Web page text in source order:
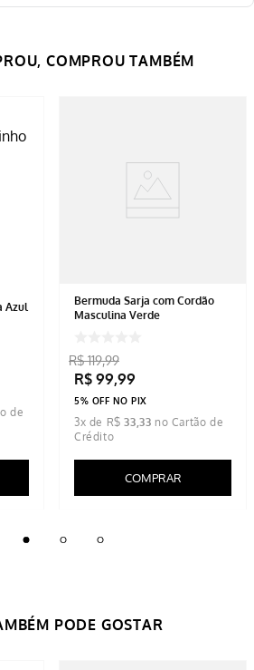
Azul
Bermuda Sarja com Cordão
Masculina Verde
R$ 119,99
R$ 99,99
5% OFF NO PIX
3x de R$ 33,33
COMPRAR